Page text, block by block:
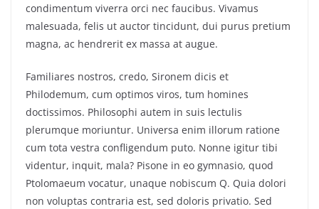
condimentum viverra orci nec faucibus. Vivamus
malesuada, felis ut auctor tincidunt, dui purus pretium
magna, ac hendrerit ex massa at augue.
Familiares nostros, credo, Sironem dicis et
Philodemum, cum optimos viros, tum homines
doctissimos. Philosophi autem in suis lectulis
plerumque moriuntur. Universa enim illorum ratione
cum tota vestra confligendum puto. Nonne igitur tibi
videntur, inquit, mala? Pisone in eo gymnasio, quod
Ptolomaeum vocatur, unaque nobiscum Q. Quia dolori
non voluptas contraria est, sed doloris privatio. Sed